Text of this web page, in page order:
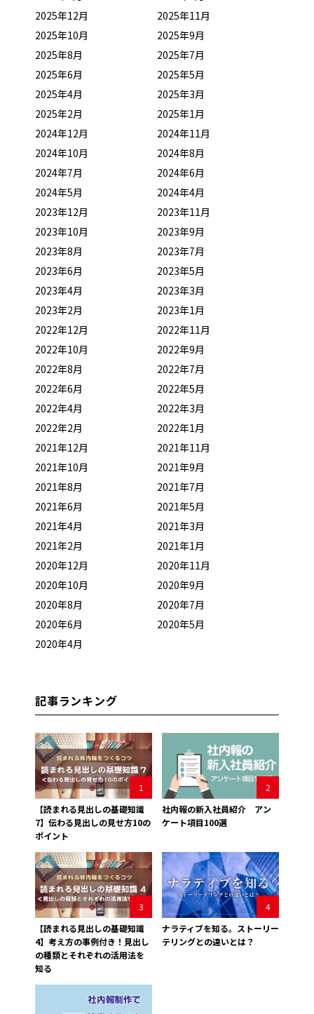
2025年12月
2025年11月
2025年10月
2025年9月
2025年8月
2025年7月
2025年6月
2025年5月
2025年4月
2025年3月
2025年2月
2025年1月
2024年12月
2024年11月
2024年10月
2024年8月
2024年7月
2024年6月
2024年5月
2024年4月
2023年12月
2023年11月
2023年10月
2023年9月
2023年8月
2023年7月
2023年6月
2023年5月
2023年4月
2023年3月
2023年2月
2023年1月
2022年12月
2022年11月
2022年10月
2022年9月
2022年8月
2022年7月
2022年6月
2022年5月
2022年4月
2022年3月
2022年2月
2022年1月
2021年12月
2021年11月
2021年10月
2021年9月
2021年8月
2021年7月
2021年6月
2021年5月
2021年4月
2021年3月
2021年2月
2021年1月
2020年12月
2020年11月
2020年10月
2020年9月
2020年8月
2020年7月
2020年6月
2020年5月
2020年4月
記事ランキング
1
【読まれる見出しの基礎知識
7】伝わる見出しの見せ方10の
ポイント
2
社内報の新入社員紹介 アン
ケート項目100選
3
【読まれる見出しの基礎知識
4】考え方の事例付き！見出し
の種類とそれぞれの活用法を
知る
4
ナラティブを知る。ストーリー
テリングとの違いとは？